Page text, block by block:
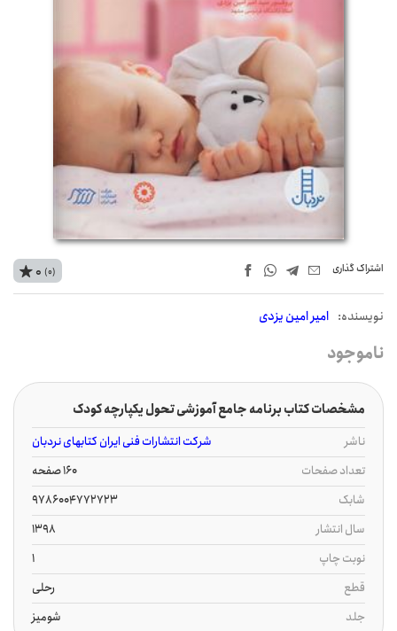
اشتراک‌ گذاری
نويسنده: امیر امین یزدی
0 (0)
ناموجود
مشخصات کتاب برنامه جامع آموزشی تحول یکپارچه کودک
ناشر
شرکت انتشارات فنی ایران کتابهای نردبان
تعداد صفحات
160 صفحه
شابک
9786004772723
سال انتشار
1398
نوبت چاپ
1
قطع
رحلی
جلد
شومیز